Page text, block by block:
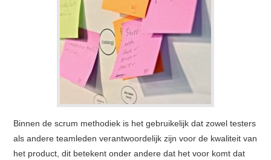
Binnen de scrum methodiek is het gebruikelijk dat zowel testers
als andere teamleden verantwoordelijk zijn voor de kwaliteit van
het product, dit betekent onder andere dat het voor komt dat